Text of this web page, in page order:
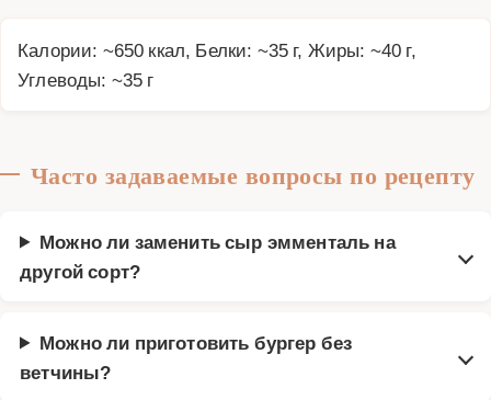
Калории: ~650 ккал, Белки: ~35 г, Жиры: ~40 г,
Углеводы: ~35 г
Часто задаваемые вопросы по рецепту
Можно ли заменить сыр эмменталь на
другой сорт?
Можно ли приготовить бургер без
ветчины?